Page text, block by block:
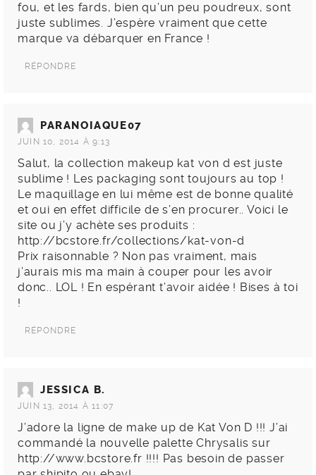
fou, et les fards, bien qu’un peu poudreux, sont
juste sublimes. J’espère vraiment que cette
marque va débarquer en France !
RÉPONDRE
PARANOIAQUE07
JUIN 10, 2014 À 9:13
Salut, la collection makeup kat von d est juste
sublime ! Les packaging sont toujours au top !
Le maquillage en lui même est de bonne qualité
et oui en effet difficile de s’en procurer.. Voici le
site ou j’y achète ses produits :
http://bcstore.fr/collections/kat-von-d
Prix raisonnable ? Non pas vraiment, mais
j’aurais mis ma main à couper pour les avoir
donc.. LOL ! En espérant t’avoir aidée ! Bises à toi
!
RÉPONDRE
JESSICA B.
JUIN 13, 2014 À 11:07
J’adore la ligne de make up de Kat Von D !!! J’ai
commandé la nouvelle palette Chrysalis sur
http://www.bcstore.fr !!!! Pas besoin de passer